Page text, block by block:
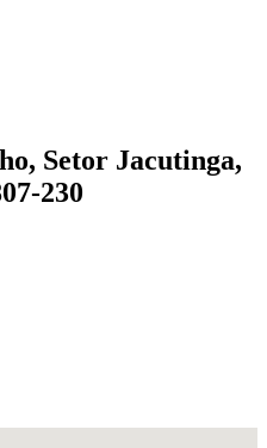
Setor Jacutinga,
230